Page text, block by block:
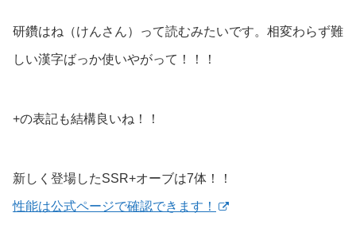
研鑽はね（けんさん）って読むみたいです。相変わらず難
しい漢字ばっか使いやがって！！！
+の表記も結構良いね！！
新しく登場したSSR+オーブは7体！！
性能は公式ページで確認できます！